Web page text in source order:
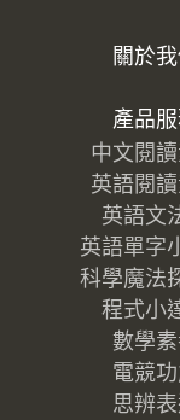
關於
產品
中文閱
英語閱
英語文
英語單字
科學魔法
程式小
數學
電競
思辨